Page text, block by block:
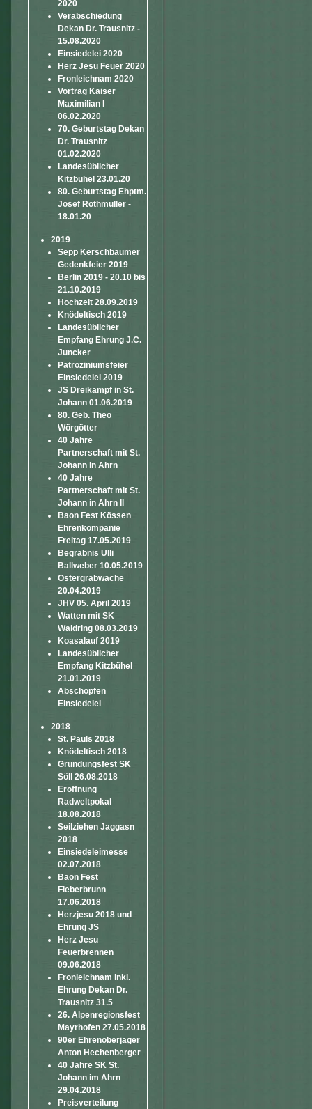
2020
Verabschiedung
Dekan Dr. Trausnitz -
15.08.2020
Einsiedelei 2020
Herz Jesu Feuer 2020
Fronleichnam 2020
Vortrag Kaiser
Maximilian I
06.02.2020
70. Geburtstag Dekan
Dr. Trausnitz
01.02.2020
Landesüblicher
Kitzbühel 23.01.20
80. Geburtstag Ehptm.
Josef Rothmüller -
18.01.20
2019
Sepp Kerschbaumer
Gedenkfeier 2019
Berlin 2019 - 20.10 bis
21.10.2019
Hochzeit 28.09.2019
Knödeltisch 2019
Landesüblicher
Empfang Ehrung J.C.
Juncker
Patroziniumsfeier
Einsiedelei 2019
JS Dreikampf in St.
Johann 01.06.2019
80. Geb. Theo
Wörgötter
40 Jahre
Partnerschaft mit St.
Johann in Ahrn
40 Jahre
Partnerschaft mit St.
Johann in Ahrn II
Baon Fest Kössen
Ehrenkompanie
Freitag 17.05.2019
Begräbnis Ulli
Ballweber 10.05.2019
Ostergrabwache
20.04.2019
JHV 05. April 2019
Watten mit SK
Waidring 08.03.2019
Koasalauf 2019
Landesüblicher
Empfang Kitzbühel
21.01.2019
Abschöpfen
Einsiedelei
2018
St. Pauls 2018
Knödeltisch 2018
Gründungsfest SK
Söll 26.08.2018
Eröffnung
Radweltpokal
18.08.2018
Seilziehen Jaggasn
2018
Einsiedeleimesse
02.07.2018
Baon Fest
Fieberbrunn
17.06.2018
Herzjesu 2018 und
Ehrung JS
Herz Jesu
Feuerbrennen
09.06.2018
Fronleichnam inkl.
Ehrung Dekan Dr.
Trausnitz 31.5
26. Alpenregionsfest
Mayrhofen 27.05.2018
90er Ehrenoberjäger
Anton Hechenberger
40 Jahre SK St.
Johann im Ahrn
29.04.2018
Preisverteilung